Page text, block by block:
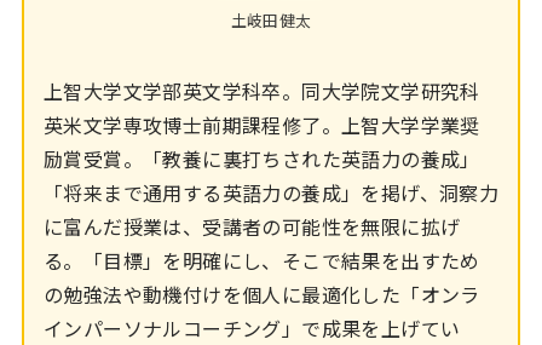
土岐田健太
上智大学文学部英文学科卒。同大学院文学研究科
英米文学専攻博士前期課程修了。上智大学学業奨
励賞受賞。「教養に裏打ちされた英語力の養成」
「将来まで通用する英語力の養成」を掲げ、洞察力
に富んだ授業は、受講者の可能性を無限に拡げ
る。「目標」を明確にし、そこで結果を出すため
の勉強法や動機付けを個人に最適化した「オンラ
インパーソナルコーチング」で成果を上げてい